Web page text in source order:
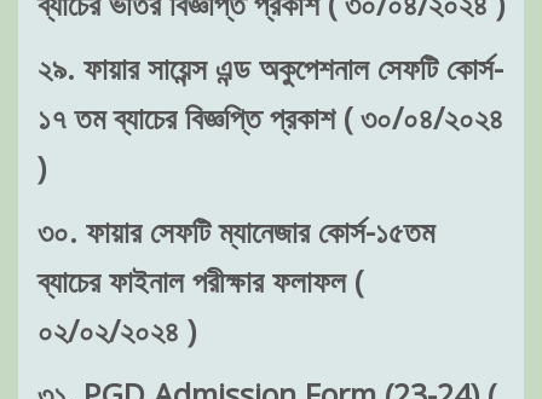
২৯. ফায়ার সায়েন্স এন্ড অকুপেশনাল সেফটি কোর্স-
১৭ তম ব্যাচের বিজ্ঞপ্তি প্রকাশ ( ৩০/০৪/২০২৪
)
৩০. ফায়ার সেফটি ম্যানেজার কোর্স-১৫তম
ব্যাচের ফাইনাল পরীক্ষার ফলাফল (
০২/০২/২০২৪ )